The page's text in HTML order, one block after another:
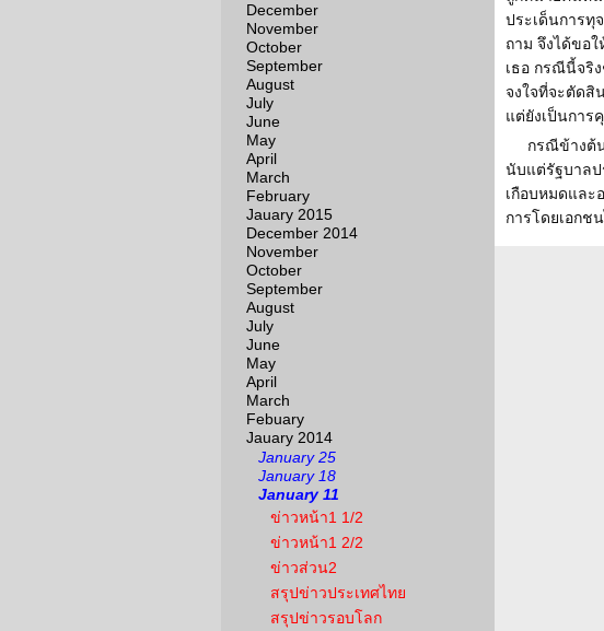
December
November
October
September
August
July
June
May
April
March
February
Jauary 2015
December 2014
November
October
September
August
July
June
May
April
March
Febuary
Jauary 2014
January 25
January 18
January 11
ข่าวหน้า1 1/2
ข่าวหน้า1 2/2
ข่าวส่วน2
สรุปข่าวประเทศไทย
สรุปข่าวรอบโลก
ประเด็นการทุ
ถาม จึงได้ขอ
เธอ กรณีนี้จริ
จงใจที่จะตัดสิ
แต่ยังเป็นการ
กรณีข้างต้
นับแต่รัฐบาลป
เกือบหมดแล
การโดยเอกช